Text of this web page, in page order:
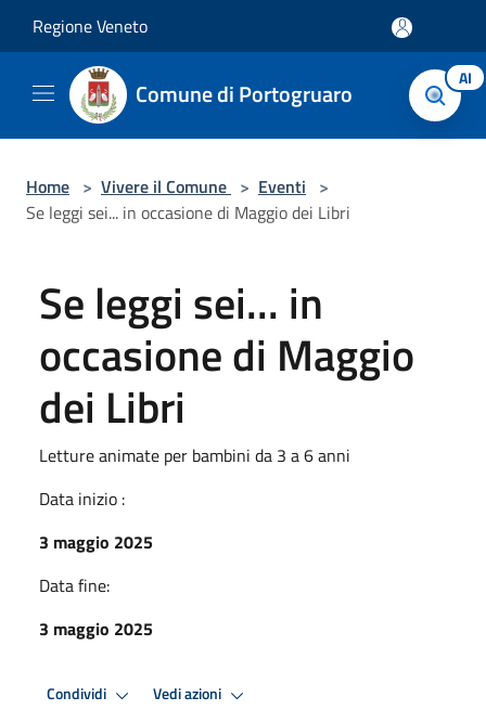
Regione Veneto
Comune di Portogruaro AI
Home > Vivere il Comune > Eventi >
Se leggi sei... in occasione di Maggio dei Libri
Se leggi sei... in
occasione di Maggio
dei Libri
Letture animate per bambini da 3 a 6 anni
Data inizio :
3 maggio 2025
Data fine:
3 maggio 2025
Condividi Vedi azioni